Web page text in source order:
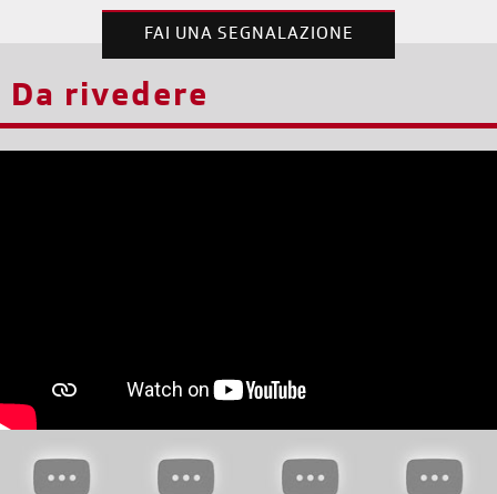
ORGANO DI MEDIAZIONE
FAI UNA SEGNALAZIONE
Da rivedere